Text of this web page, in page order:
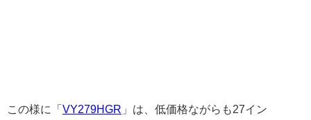
この様に「 VY279HGR 」は、低価格ながらも27イン